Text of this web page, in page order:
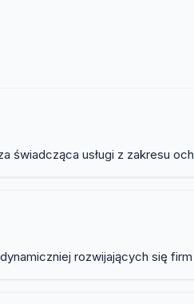
świadcząca usługi z zakresu
rozwijających się